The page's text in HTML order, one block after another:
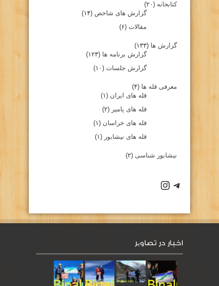
کتابخانه (۲۰)
گزارش های شاخص (۱۴)
مقالات (۶)
گزارش ها (۱۳۳)
گزارش برنامه ها (۱۲۳)
گزارش جلسات (۱۰)
معرفی قله ها (۴)
قله های ایران (۱)
قله های پامیر (۲)
قله های خراسان (۱)
قله های نیشابور (۱)
نیشابور شناسی (۲)
كانال تلگرام باشگاه
صفحه اينستاگرام باشگاه
اخبار در تصاویر